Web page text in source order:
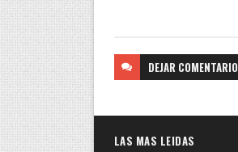
DEJAR COMENTARIO
LAS MAS LEIDAS